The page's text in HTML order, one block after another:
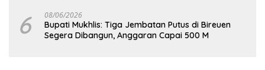
6 08/06/2026
Bupati Mukhlis: Tiga Jembatan Putus di Bireuen
Segera Dibangun, Anggaran Capai 500 M